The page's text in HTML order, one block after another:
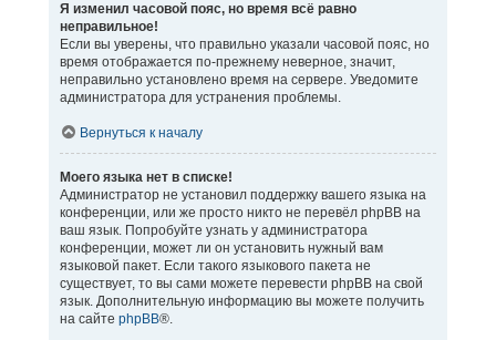
Я изменил часовой пояс, но время всё равно
неправильное!
Если вы уверены, что правильно указали часовой пояс, но
время отображается по-прежнему неверное, значит,
неправильно установлено время на сервере. Уведомите
администратора для устранения проблемы.
Вернуться к началу
Моего языка нет в списке!
Администратор не установил поддержку вашего языка на
конференции, или же просто никто не перевёл phpBB на
ваш язык. Попробуйте узнать у администратора
конференции, может ли он установить нужный вам
языковой пакет. Если такого языкового пакета не
существует, то вы сами можете перевести phpBB на свой
язык. Дополнительную информацию вы можете получить
на сайте phpBB®.